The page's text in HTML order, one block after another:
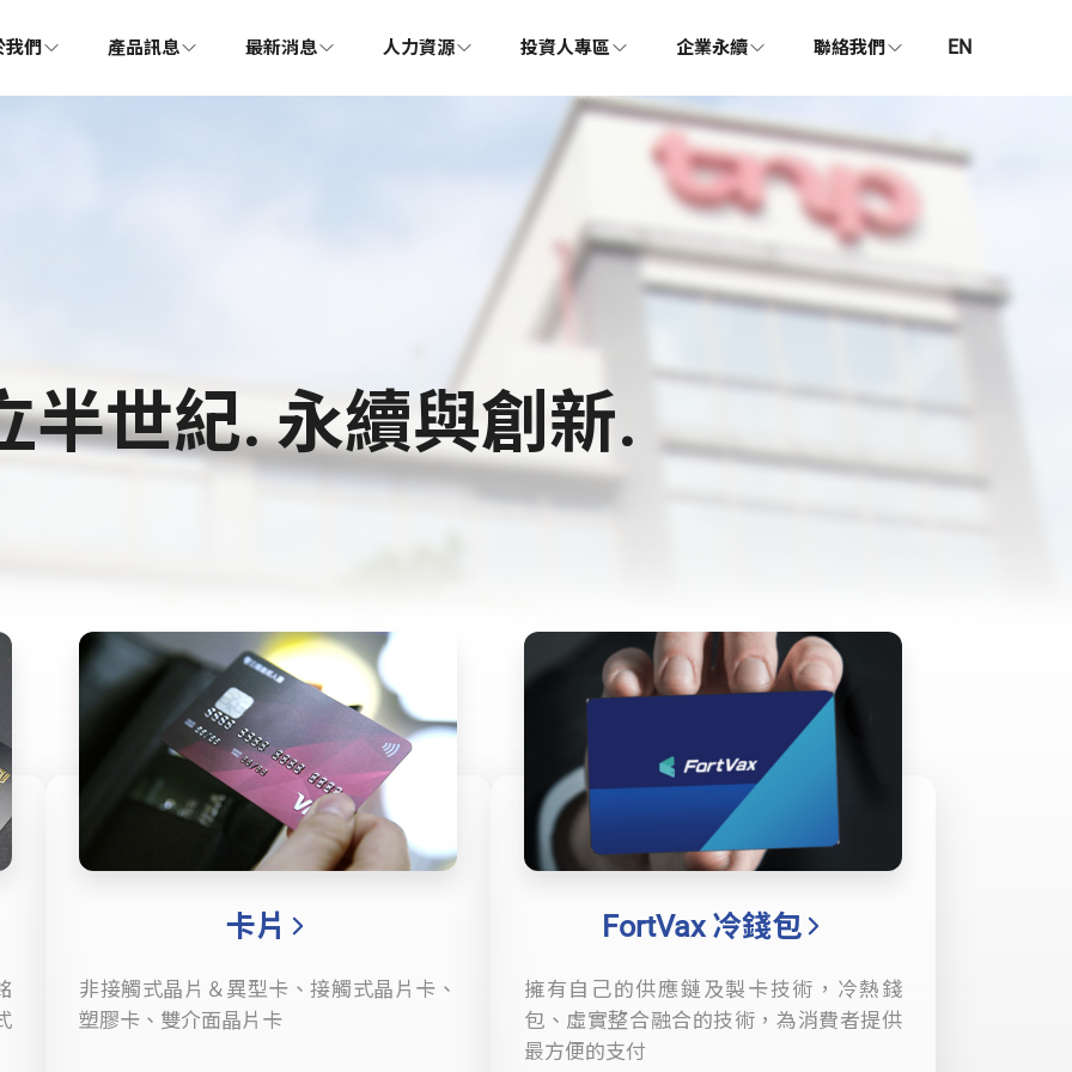
我們 產品訊息 最新消息 人力資源 投資人專區 企業永續 聯絡我們 EN
半世紀. 永續與創新.
卡片
非接觸式晶片＆異型卡、接觸式晶片卡、
塑膠卡、雙介面晶片卡
FortVax 冷錢包
擁有自己的供應鏈及製卡技術，冷熱錢
包、虛實整合融合的技術，為消費者提供
最方便的支付